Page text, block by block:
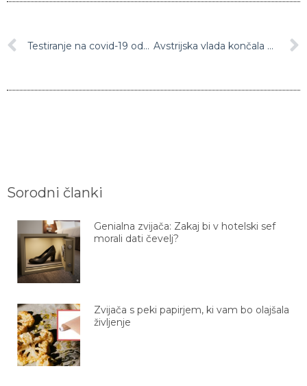
Testiranje na covid-19 odslej mogoče tudi na ljubljanskem letališču Avstrijska vlada končala prvi del novega protiterorističnega paketa
Sorodni članki
Genialna zvijača: Zakaj bi v hotelski sef
morali dati čevelj?
Zvijača s peki papirjem, ki vam bo olajšala
življenje